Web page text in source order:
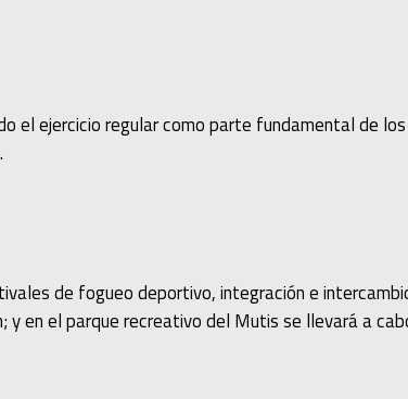
el ejercicio regular como parte fundamental de
de fogueo deportivo, integración e
en el parque recreativo del Mutis se llevará a